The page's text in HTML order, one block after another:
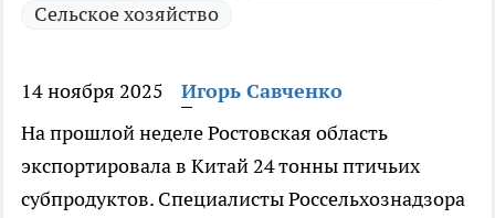
Сельское хозяйство
14 ноября 2025
Игорь Савченко
На прошлой неделе Ростовская область
экспортировала в Китай 24 тонны птичьих
субпродуктов. Специалисты Россельхознадзора